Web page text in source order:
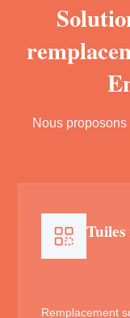
Nous
Remplacement